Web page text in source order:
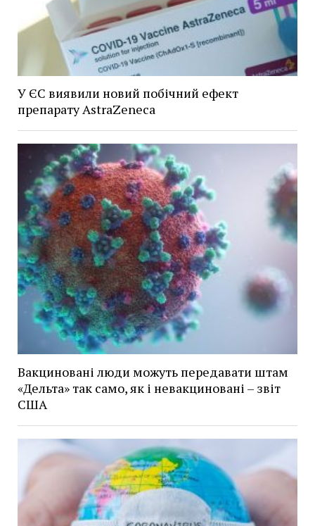
У ЄС виявили новий побічний ефект
препарату AstraZeneca
Вакциновані люди можуть передавати штам
«Дельта» так само, як і невакциновані – звіт
США